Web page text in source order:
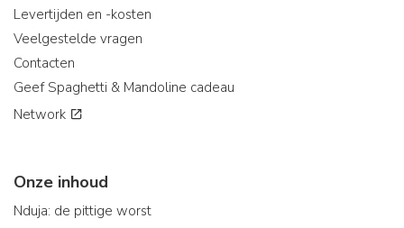
Levertijden en -kosten
Veelgestelde vragen
Contacten
Geef Spaghetti & Mandoline cadeau
Network
Onze inhoud
Nduja: de pittige worst